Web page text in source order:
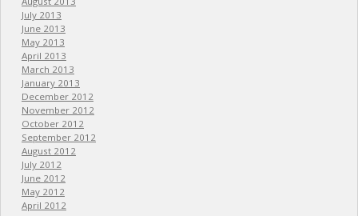
July 2013
June 2013
May 2013
April 2013
March 2013
January 2013
December 2012
November 2012
October 2012
September 2012
August 2012
July 2012
June 2012
May 2012
April 2012